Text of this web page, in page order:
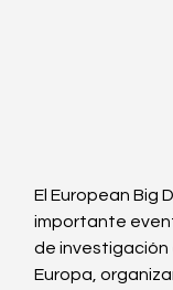
El European Big
importante
de investigación
Europa,